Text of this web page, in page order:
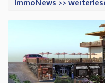
ImmoNews >>